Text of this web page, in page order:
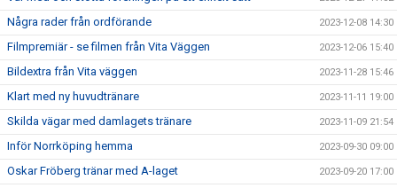
Några rader från ordförande 2023-12-08 14:30
Filmpremiär - se filmen från Vita Väggen 2023-12-06 15:40
Bildextra från Vita väggen 2023-11-28 15:46
Klart med ny huvudtränare 2023-11-11 19:00
Skilda vägar med damlagets tränare 2023-11-09 21:54
Inför Norrköping hemma 2023-09-30 09:00
Oskar Fröberg tränar med A-laget 2023-09-20 17:00